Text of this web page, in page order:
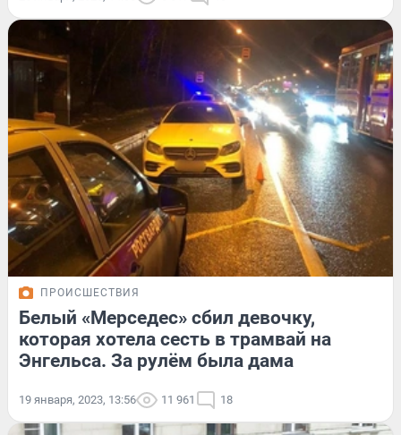
ПРОИСШЕСТВИЯ
Белый «Мерседес» сбил девочку,
которая хотела сесть в трамвай на
Энгельса. За рулём была дама
19 января, 2023, 13:56 11 961 18